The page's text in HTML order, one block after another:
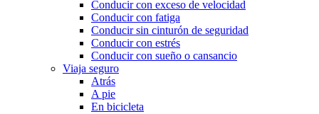
Conducir con exceso de velocidad
Conducir con fatiga
Conducir sin cinturón de seguridad
Conducir con estrés
Conducir con sueño o cansancio
Viaja seguro
Atrás
A pie
En bicicleta